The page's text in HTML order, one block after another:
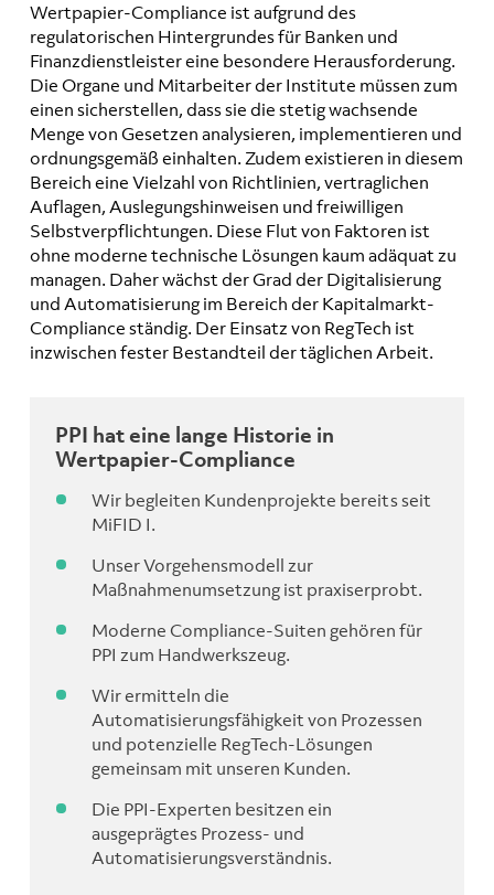
Wertpapier-Compliance ist aufgrund des
regulatorischen Hintergrundes für Banken und
Finanzdienstleister eine besondere Herausforderung.
Die Organe und Mitarbeiter der Institute müssen zum
einen sicherstellen, dass sie die stetig wachsende
Menge von Gesetzen analysieren, implementieren und
ordnungsgemäß einhalten. Zudem existieren in diesem
Bereich eine Vielzahl von Richtlinien, vertraglichen
Auflagen, Auslegungshinweisen und freiwilligen
Selbstverpflichtungen. Diese Flut von Faktoren ist
ohne moderne technische Lösungen kaum adäquat zu
managen. Daher wächst der Grad der Digitalisierung
und Automatisierung im Bereich der Kapitalmarkt-
Compliance ständig. Der Einsatz von RegTech ist
inzwischen fester Bestandteil der täglichen Arbeit.
PPI hat eine lange Historie in
Wertpapier-Compliance
Wir begleiten Kundenprojekte bereits seit
MiFID I.
Unser Vorgehensmodell zur
Maßnahmenumsetzung ist praxiserprobt.
Moderne Compliance-Suiten gehören für
PPI zum Handwerkszeug.
Wir ermitteln die
Automatisierungsfähigkeit von Prozessen
und potenzielle RegTech-Lösungen
gemeinsam mit unseren Kunden.
Die PPI-Experten besitzen ein
ausgeprägtes Prozess- und
Automatisierungsverständnis.